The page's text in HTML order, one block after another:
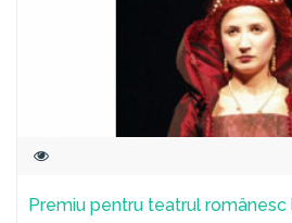
Premiu pentru teatrul românesc